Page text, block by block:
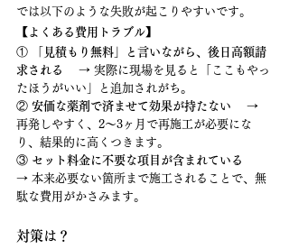
では以下のような失敗が起こりやすいです。
【よくある費用トラブル】
①
「見積もり無料」と言いながら、後日高額請
求される
→ 実際に現場を見ると「ここもやっ
たほうがいい」と追加されがち。
② 安価な薬剤で済ませて効果が持たない →
再発しやすく、2〜3ヶ月で再施工が必要にな
り、結果的に高くつきます。
③ セット料金に不要な項目が含まれている
→ 本来必要ない箇所まで施工されることで、無
駄な費用がかさみます。
対策は？